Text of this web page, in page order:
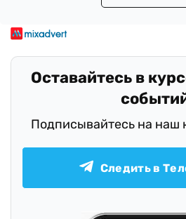
Оставайтесь в
Подписывайтесь на наш
Следить в